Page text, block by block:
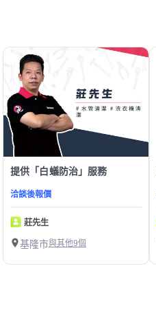
提供「白蟻防治」服務
洽談後報價
莊先生
基隆市與其他9個